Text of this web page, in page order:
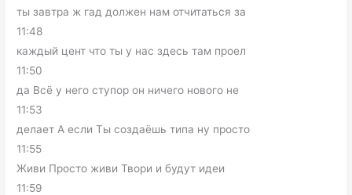
ты завтра ж гад должен нам отчитаться за
11:48
каждый цент что ты у нас здесь там проел
11:50
да Всё у него ступор он ничего нового не
11:53
делает А если Ты создаёшь типа ну просто
11:55
Живи Просто живи Твори и будут идеи
11:59